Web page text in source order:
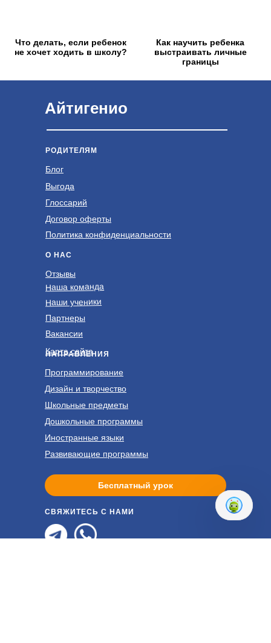
Что делать, если ребенок
не хочет ходить в школу?
Как научить ребенка
выстраивать личные
границы
РОДИТЕЛЯМ
СВЯЖИТЕСЬ С НАМИ
Айтигенио
Договор оферты
Политика конфиденциальности
Глоссарий
Выгода
Блог
НАПРАВЛЕНИЯ
Программирование
Школьные предметы
Дизайн и творчество
Бесплатный урок
Дошкольные программы
Иностранные языки
Развивающие программы
О НАС
Отзывы
Наша команда
Наши ученики
Партнеры
Вакансии
Карта сайта